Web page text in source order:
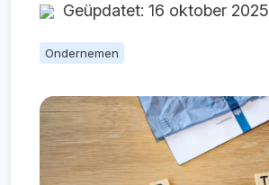
Geüpdatet: 16 oktober 2025
Ondernemen